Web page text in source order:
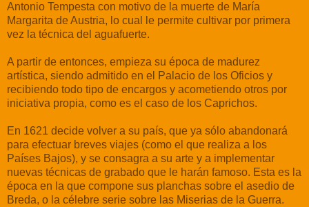
Antonio Tempesta con motivo de la muerte de María
Margarita de Austria, lo cual le permite cultivar por primera
vez la técnica del aguafuerte.
A partir de entonces, empieza su época de madurez
artística, siendo admitido en el Palacio de los Oficios y
recibiendo todo tipo de encargos y acometiendo otros por
iniciativa propia, como es el caso de los Caprichos.
En 1621 decide volver a su país, que ya sólo abandonará
para efectuar breves viajes (como el que realiza a los
Países Bajos), y se consagra a su arte y a implementar
nuevas técnicas de grabado que le harán famoso. Esta es la
época en la que compone sus planchas sobre el asedio de
Breda, o la célebre serie sobre las Miserias de la Guerra.